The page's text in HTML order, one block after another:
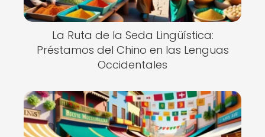
La Ruta de la Seda Lingüística:
Préstamos del Chino en las Lenguas
Occidentales